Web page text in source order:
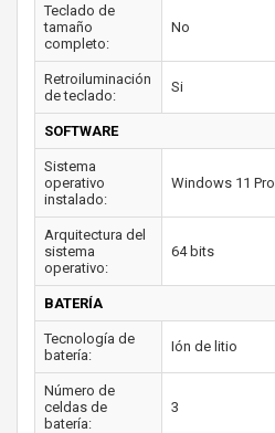
Teclado de
tamaño
completo:
No
Retroiluminación
de teclado:
Si
SOFTWARE
Sistema
operativo
instalado:
Windows 11 Pro
Arquitectura del
sistema
operativo:
64 bits
BATERÍA
Tecnología de
batería:
Ión de litio
Número de
celdas de
batería:
3